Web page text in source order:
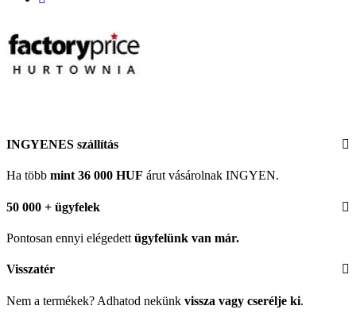
INGYENES szállítás
Ha több mint 36 000 HUF árut vásárolnak INGYEN.
50 000 + ügyfelek
Pontosan ennyi elégedett ügyfelünk van már.
Visszatér
Nem a termékek? Adhatod nekünk vissza vagy cserélje ki.